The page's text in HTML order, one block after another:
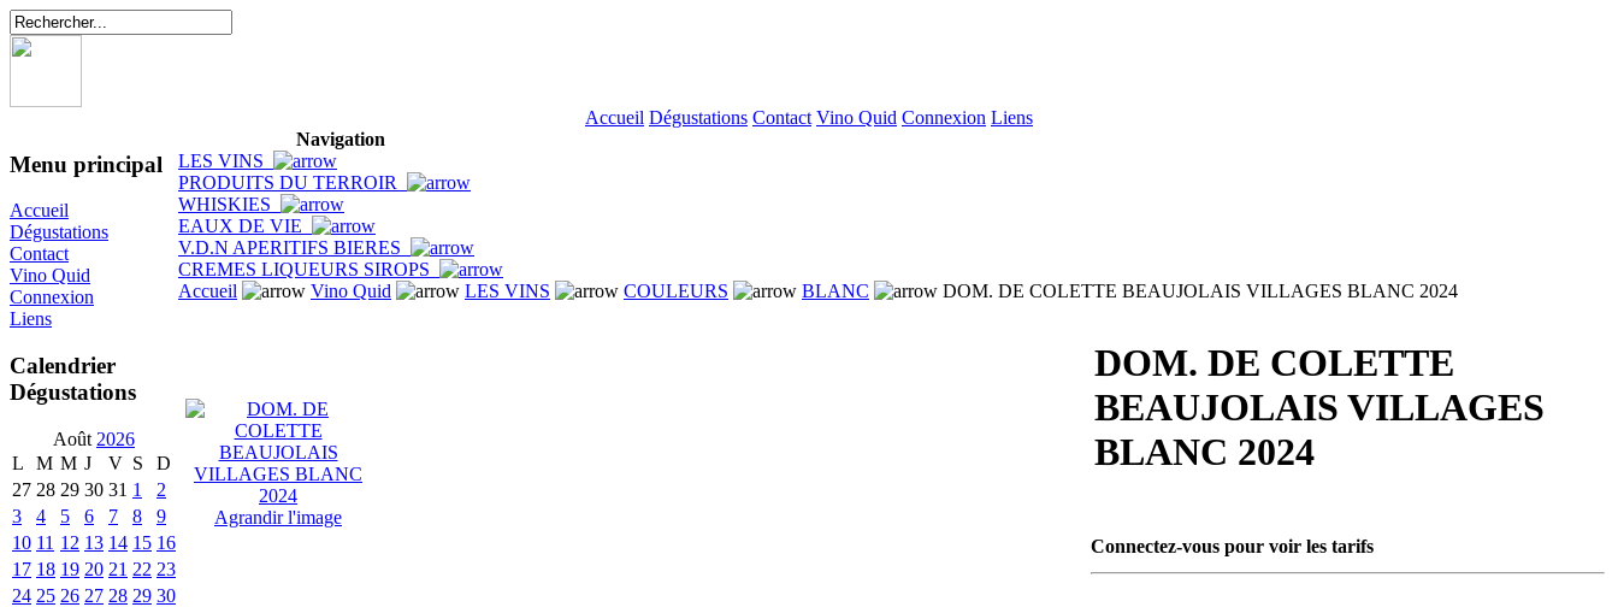
Accueil Dégustations Contact Vino Quid Connexion Liens
Menu principal
Accueil
Dégustations
Contact
Vino Quid
Connexion
Liens
Calendrier
Dégustations
Août 2026
L
M M J V S
D
27 28 29 30 31 1
2
3
4 5 6 7 8
9
10 11 12 13 14 15 16
17 18 19 20 21 22 23
24 25 26 27 28 29 30
Navigation
LES VINS
PRODUITS DU TERROIR
WHISKIES
EAUX DE VIE
V.D.N APERITIFS BIERES
CREMES LIQUEURS SIROPS
Accueil
Vino Quid LES VINS COULEURS BLANC DOM. DE COLETTE BEAUJOLAIS VILLAGES BLANC 2024
Agrandir l'image
DOM. DE COLETTE
BEAUJOLAIS VILLAGES
BLANC 2024
Connectez-vous pour voir les tarifs